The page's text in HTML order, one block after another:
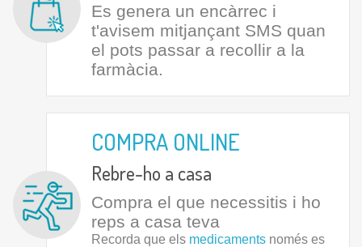
Es genera un encàrrec i
t'avisem mitjançant SMS quan
el pots passar a recollir a la
farmàcia.
COMPRA ONLINE
Rebre-ho a casa
Compra el que necessitis i ho
reps a casa teva
Recorda que els medicaments només es